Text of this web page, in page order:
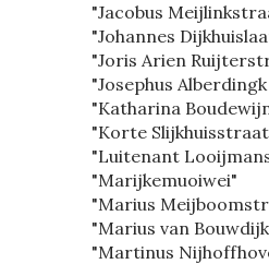
"Jacobus
"Johannes
"Joris Arien
"Josephus
"Katharina
"Korte
"Luitenant
"Marijkemuoiwei"
"Marius
"Marius van
"Martinus